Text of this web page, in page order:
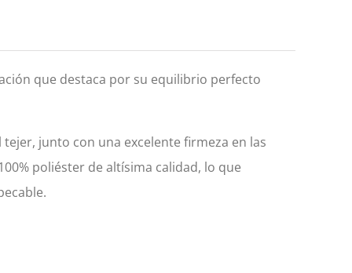
que destaca por su equilibrio perfecto
junto con una excelente firmeza en las
poliéster de altísima calidad, lo que